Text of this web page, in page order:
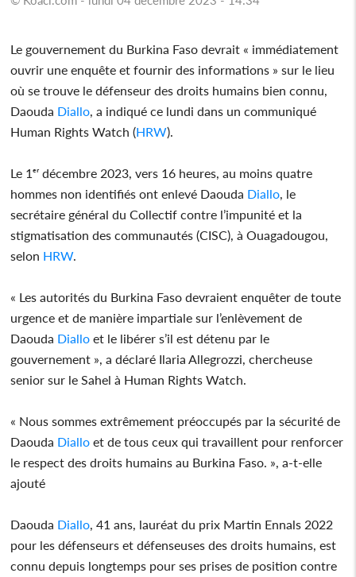
Le gouvernement du Burkina Faso devrait « immédiatement
ouvrir une enquête et fournir des informations » sur le lieu
où se trouve le défenseur des droits humains bien connu,
Daouda Diallo , a indiqué ce lundi dans un communiqué
Human Rights Watch (HRW).
Le 1ᵉʳ décembre 2023, vers 16 heures, au moins quatre
hommes non identifiés ont enlevé Daouda Diallo , le
secrétaire général du Collectif contre l’impunité et la
stigmatisation des communautés (CISC), à Ouagadougou,
selon HRW.
« Les autorités du Burkina Faso devraient enquêter de toute
urgence et de manière impartiale sur l’enlèvement de
Daouda Diallo et le libérer s’il est détenu par le
gouvernement », a déclaré Ilaria Allegrozzi, chercheuse
senior sur le Sahel à Human Rights Watch.
« Nous sommes extrêmement préoccupés par la sécurité de
Daouda Diallo et de tous ceux qui travaillent pour renforcer
le respect des droits humains au Burkina Faso. », a-t-elle
ajouté
Daouda Diallo , 41 ans, lauréat du prix Martin Ennals 2022
pour les défenseurs et défenseuses des droits humains, est
connu depuis longtemps pour ses prises de position contre